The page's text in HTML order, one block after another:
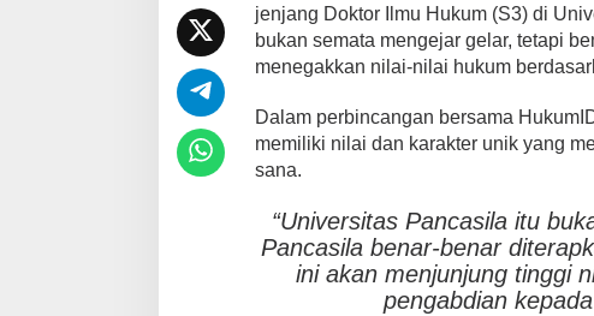
jenjang Doktor Ilmu Hukum (S3) di
bukan semata mengejar gelar, tetapi
menegakkan nilai-nilai hukum
Dalam perbincangan bersama
memiliki nilai dan karakter unik yang
sana.
“Universitas Pancasila itu
Pancasila benar-benar
ini akan menjunjung tinggi
pengabdian